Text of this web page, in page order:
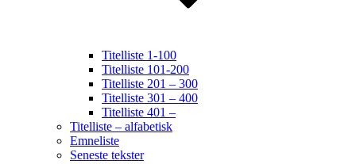
Titelliste 1-100
Titelliste 101-200
Titelliste 201 – 300
Titelliste 301 – 400
Titelliste 401 –
Titelliste – alfabetisk
Emneliste
Seneste tekster